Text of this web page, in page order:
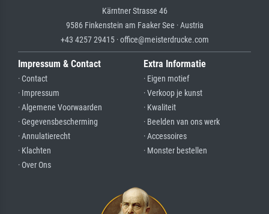
Kärntner Strasse 46
9586 Finkenstein am Faaker See · Austria
+43 4257 29415 · office@meisterdrucke.com
Impressum & Contact
· Contact
· Impressum
· Algemene Voorwaarden
· Gegevensbescherming
· Annulatierecht
· Klachten
· Over Ons
Extra Informatie
· Eigen motief
· Verkoop je kunst
· Kwaliteit
· Beelden van ons werk
· Accessoires
· Monster bestellen